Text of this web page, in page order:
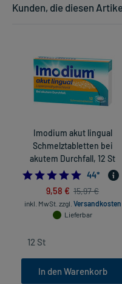
Kunden, die diesen
Imodium akut lingual
Schmelztabletten bei
akutem Durchfall, 12 St
44*
9,58 € 15,97 €
inkl. MwSt. zzgl. Versandkosten
Lieferbar
In den Warenkorb